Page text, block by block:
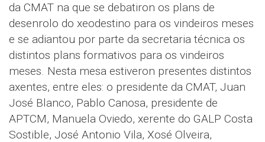
da CMAT na que se debatiron os plans de
desenrolo do xeodestino para os vindeiros meses
e se adiantou por parte da secretaria técnica os
distintos plans formativos para os vindeiros
meses. Nesta mesa estiveron presentes distintos
axentes, entre eles: o presidente da CMAT, Juan
José Blanco, Pablo Canosa, presidente de
APTCM, Manuela Oviedo, xerente do GALP Costa
Sostible, José Antonio Vila, Xosé Olveira,